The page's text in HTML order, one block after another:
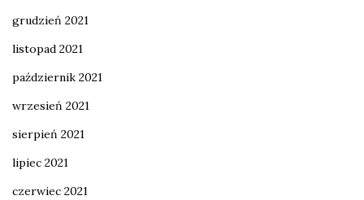
grudzień 2021
listopad 2021
październik 2021
wrzesień 2021
sierpień 2021
lipiec 2021
czerwiec 2021